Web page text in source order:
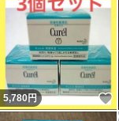
5,780円